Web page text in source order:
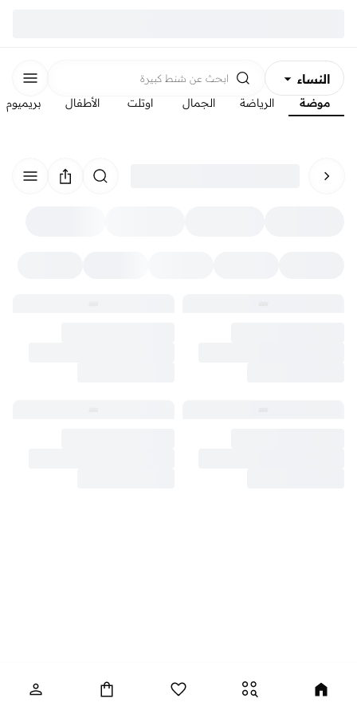
النساء
الرجال
ابحث عن شنط كبيرة
موضة الرياضة الجمال اوتلت الأطفال بريميوم